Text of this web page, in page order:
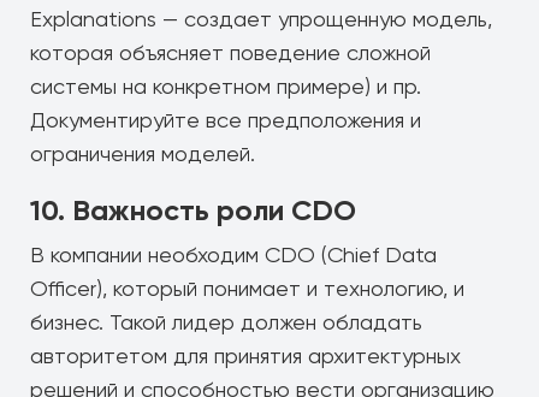
Explanations — создает упрощенную модель,
которая объясняет поведение сложной
системы на конкретном примере) и пр.
Документируйте все предположения и
ограничения моделей.
10. Важность роли CDO
В компании необходим CDO (Chief Data
Officer), который понимает и технологию, и
бизнес. Такой лидер должен обладать
авторитетом для принятия архитектурных
решений и способностью вести организацию